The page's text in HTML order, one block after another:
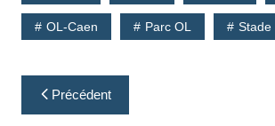
OL-Caen Parc OL Stade
Navigation
de
Précédent